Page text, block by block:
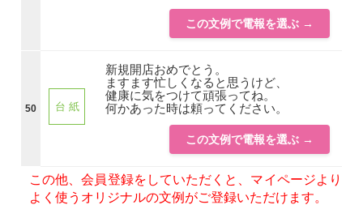
この文例で電報を選ぶ →
50 台 紙
新規開店おめでとう。
ますます忙しくなると思うけど、
健康に気をつけて頑張ってね。
何かあった時は頼ってください。
この文例で電報を選ぶ →
この他、会員登録をしていただくと、マイページより
よく使うオリジナルの文例がご登録いただけます。